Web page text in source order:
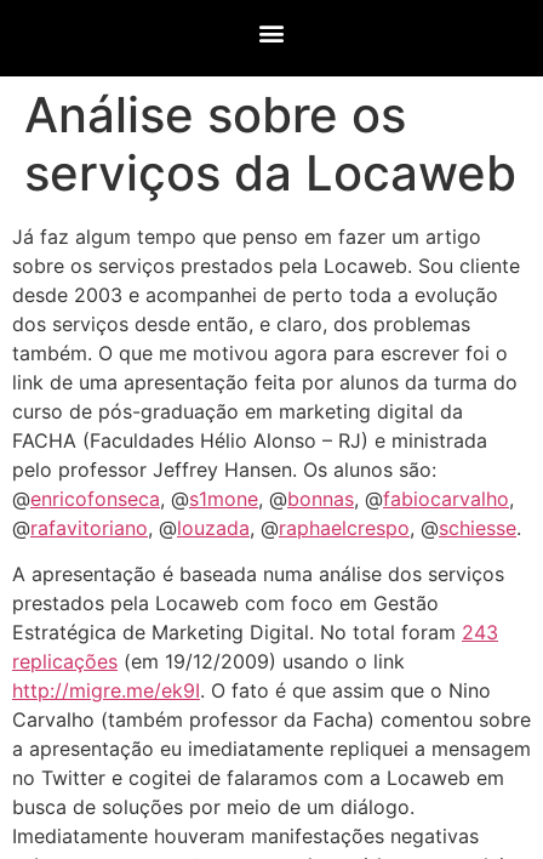
Análise sobre os
serviços da Locaweb
Já faz algum tempo que penso em fazer um artigo
sobre os serviços prestados pela Locaweb. Sou cliente
desde 2003 e acompanhei de perto toda a evolução
dos serviços desde então, e claro, dos problemas
também. O que me motivou agora para escrever foi o
link de uma apresentação feita por alunos da turma do
curso de pós-graduação em marketing digital da
FACHA (Faculdades Hélio Alonso – RJ) e ministrada
pelo professor Jeffrey Hansen. Os alunos são:
@enricofonseca, @s1mone, @bonnas, @fabiocarvalho,
@rafavitoriano, @louzada, @raphaelcrespo, @schiesse.
A apresentação é baseada numa análise dos serviços
prestados pela Locaweb com foco em Gestão
Estratégica de Marketing Digital. No total foram 243
replicações (em 19/12/2009) usando o link
http://migre.me/ek9I. O fato é que assim que o Nino
Carvalho (também professor da Facha) comentou sobre
a apresentação eu imediatamente repliquei a mensagem
no Twitter e cogitei de falaramos com a Locaweb em
busca de soluções por meio de um diálogo.
Imediatamente houveram manifestações negativas